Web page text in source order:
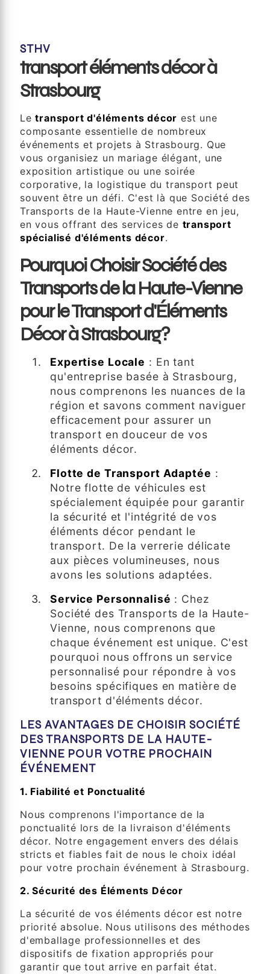
STHV
transport éléments décor à
Strasbourg
Letransport d'éléments décor est une
composante essentielle de nombreux
événements et projets à Strasbourg. Que
vous organisiez un mariage élégant, une
exposition artistique ou une soirée
corporative, la logistique du transport peut
souvent être un défi. C'est là que Société des
Transports de la Haute-Vienne entre en jeu,
en vous offrant des services de transport
spécialisé d'éléments décor.
Pourquoi Choisir Société des
Transports de la Haute-Vienne
pour le Transport d'Éléments
Décor à Strasbourg?
Expertise Locale : En tant
qu'entreprise basée à Strasbourg,
nous comprenons les nuances de la
région et savons comment naviguer
efficacement pour assurer un
transport en douceur de vos
éléments décor.
Flotte de Transport Adaptée :
Notre flotte de véhicules est
spécialement équipée pour garantir
la sécurité et l'intégrité de vos
éléments décor pendant le
transport. De la verrerie délicate
aux pièces volumineuses, nous
avons les solutions adaptées.
Service Personnalisé : Chez
Société des Transports de la Haute-
Vienne, nous comprenons que
chaque événement est unique. C'est
pourquoi nous offrons un service
personnalisé pour répondre à vos
besoins spécifiques en matière de
transport d'éléments décor.
LES AVANTAGES DE CHOISIR SOCIÉTÉ
DES TRANSPORTS DE LA HAUTE-
VIENNE POUR VOTRE PROCHAIN
ÉVÉNEMENT
1. Fiabilité et Ponctualité
Nous comprenons l'importance de la
ponctualité lors de la livraison d'éléments
décor. Notre engagement envers des délais
stricts et fiables fait de nous le choix idéal
pour votre prochain événement à Strasbourg.
2. Sécurité des Éléments Décor
La sécurité de vos éléments décor est notre
priorité absolue. Nous utilisons des méthodes
d'emballage professionnelles et des
dispositifs de fixation appropriés pour
garantir que tout arrive en parfait état.